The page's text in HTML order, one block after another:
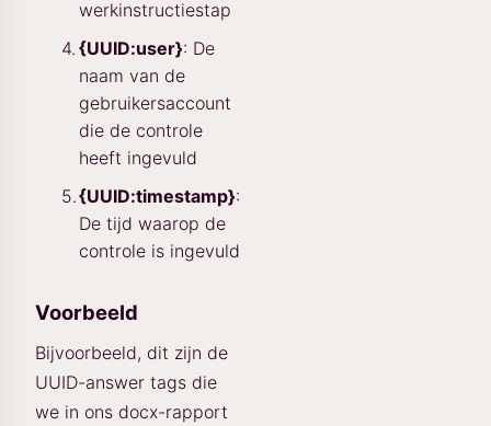
werkinstructiestap
{UUID:user}: De
naam van de
gebruikersaccount
die de controle
heeft ingevuld
{UUID:timestamp}:
De tijd waarop de
controle is ingevuld
Voorbeeld
Bijvoorbeeld, dit zijn de
UUID-answer tags die
we in ons docx-rapport